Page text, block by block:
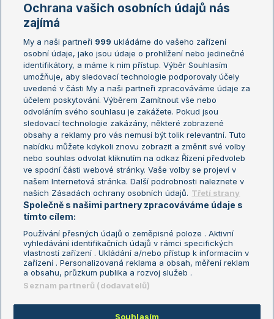
Žebříčky
Žebříček ATP (muži)
Žebříček WTA (ženy)
Sázkařský žebříček
Australian Open
French Open
Wimbledon
US Open
Turnaj mistrů
Turnaj mistryň
Aktualní trendy
Fotbalové přestupy
Livesport Daily
LS Prague Open
Podmínky užití
Nastavení soukromí
GDPR a žurnalistika
Reklama
Kontakt
Informace o zpracování osobních
údajů
Ochrana vašich osobních údajů nás
zajímá
My a naši partneři 999 ukládáme do vašeho zařízení
osobní údaje, jako jsou údaje o prohlížení nebo jedinečné
identifikátory, a máme k nim přístup. Výběr Souhlasím
umožňuje, aby sledovací technologie podporovaly účely
uvedené v části My a naši partneři zpracováváme údaje za
účelem poskytování. Výběrem Zamítnout vše nebo
odvoláním svého souhlasu je zakážete. Pokud jsou
sledovací technologie zakázány, některé zobrazené
obsahy a reklamy pro vás nemusí být tolik relevantní. Tuto
nabídku můžete kdykoli znovu zobrazit a změnit své volby
nebo souhlas odvolat kliknutím na odkaz Řízení předvoleb
ve spodní části webové stránky. Vaše volby se projeví v
našem Internetová stránka. Další podrobnosti naleznete v
našich Zásadách ochrany osobních údajů. Třetí strany
Společně s našimi partnery zpracováváme údaje s
tímto cílem:
Používání přesných údajů o zeměpisné poloze . Aktivní
vyhledávání identifikačních údajů v rámci specifických
vlastností zařízení . Ukládání a/nebo přístup k informacím v
zařízení . Personalizovaná reklama a obsah, měření reklam
a obsahu, průzkum publika a rozvoj služeb .
Seznam partnerů (dodavatelů)
Souhlasím